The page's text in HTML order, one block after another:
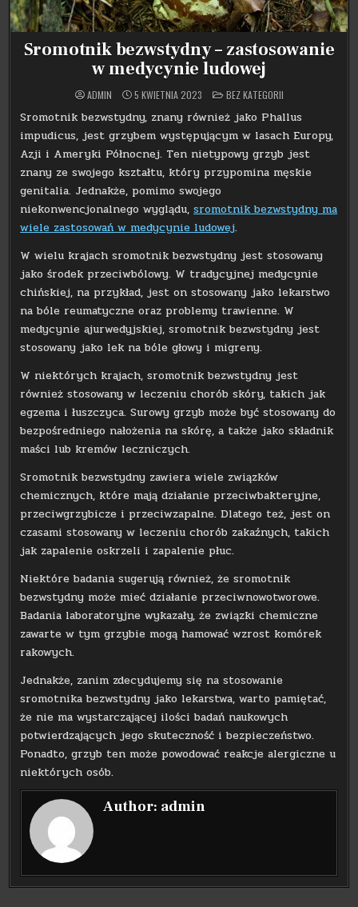
Sromotnik bezwstydny – zastosowanie
w medycynie ludowej
ADMIN 5 KWIETNIA 2023 POSTED
IN
BEZ KATEGORII
Sromotnik bezwstydny, znany również jako Phallus
impudicus, jest grzybem występującym w lasach Europy,
Azji i Ameryki Północnej. Ten nietypowy grzyb jest
znany ze swojego kształtu, który przypomina męskie
genitalia. Jednakże, pomimo swojego
niekonwencjonalnego wyglądu,sromotnik bezwstydny ma
wiele zastosowań w medycynie ludowej.
W wielu krajach sromotnik bezwstydny jest stosowany
jako środek przeciwbólowy. W tradycyjnej medycynie
chińskiej, na przykład, jest on stosowany jako lekarstwo
na bóle reumatyczne oraz problemy trawienne. W
medycynie ajurwedyjskiej, sromotnik bezwstydny jest
stosowany jako lek na bóle głowy i migreny.
W niektórych krajach, sromotnik bezwstydny jest
również stosowany w leczeniu chorób skóry, takich jak
egzema i łuszczyca. Surowy grzyb może być stosowany do
bezpośredniego nałożenia na skórę, a także jako składnik
maści lub kremów leczniczych.
Sromotnik bezwstydny zawiera wiele związków
chemicznych, które mają działanie przeciwbakteryjne,
przeciwgrzybicze i przeciwzapalne. Dlatego też, jest on
czasami stosowany w leczeniu chorób zakaźnych, takich
jak zapalenie oskrzeli i zapalenie płuc.
Niektóre badania sugerują również, że sromotnik
bezwstydny może mieć działanie przeciwnowotworowe.
Badania laboratoryjne wykazały, że związki chemiczne
zawarte w tym grzybie mogą hamować wzrost komórek
rakowych.
Jednakże, zanim zdecydujemy się na stosowanie
sromotnika bezwstydny jako lekarstwa, warto pamiętać,
że nie ma wystarczającej ilości badań naukowych
potwierdzających jego skuteczność i bezpieczeństwo.
Ponadto, grzyb ten może powodować reakcje alergiczne u
niektórych osób.
Author: admin